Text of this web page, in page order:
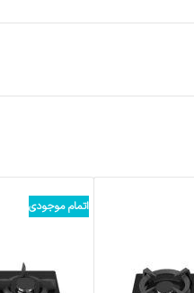
اتمام موجودی